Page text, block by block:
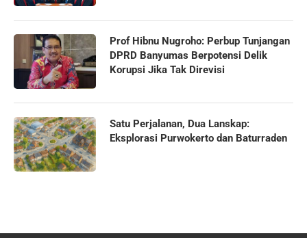
Prof Hibnu Nugroho: Perbup Tunjangan
DPRD Banyumas Berpotensi Delik
Korupsi Jika Tak Direvisi
Satu Perjalanan, Dua Lanskap:
Eksplorasi Purwokerto dan Baturraden